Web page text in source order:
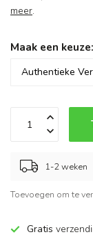
meer.
Maak een keuze:
1-2 weken
Toevoegen om te
Gratis